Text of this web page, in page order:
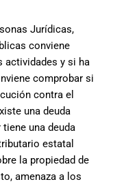
Jurídicas,
conviene
actividades y si ha
comprobar si
contra el
una deuda
una deuda
estatal
la propiedad de
amenaza a los